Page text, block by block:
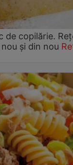
de copilărie.
și din nou